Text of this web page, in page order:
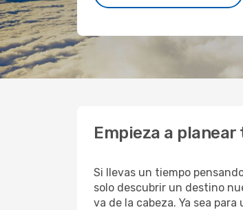
Empieza a
Si llevas un tiempo
solo descubrir un destino
va de la cabeza. Ya sea